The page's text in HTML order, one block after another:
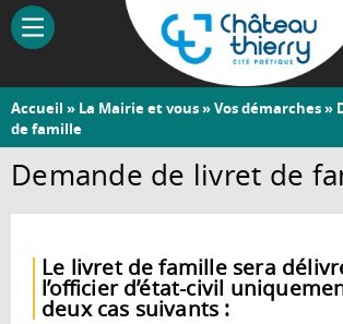
Aller
contenu
Château-
Thierry
Vous
êtes
ici
Accueil » La Mairie et vous»Vos démarches»
de famille
Demande de livret de
Le livret de famille sera
l’officier d’état-civil
deux cas suivants :